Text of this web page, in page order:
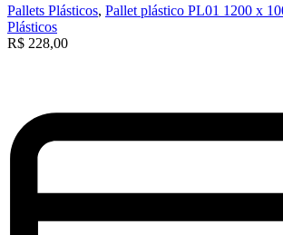
Pallets Plásticos, Pallet plástico PL01 1200 x
Plásticos
R$ 228,00